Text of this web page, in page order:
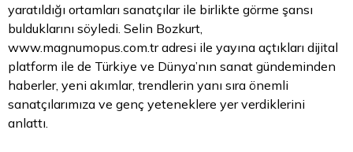
yaratıldığı ortamları sanatçılar ile birlikte görme şansı
bulduklarını söyledi. Selin Bozkurt,
www.magnumopus.com.tradresi ile yayına açtıkları dijital
platform ile de Türkiye ve Dünya’nın sanat gündeminden
haberler, yeni akımlar, trendlerin yanı sıra önemli
sanatçılarımıza ve genç yeteneklere yer verdiklerini
anlattı.